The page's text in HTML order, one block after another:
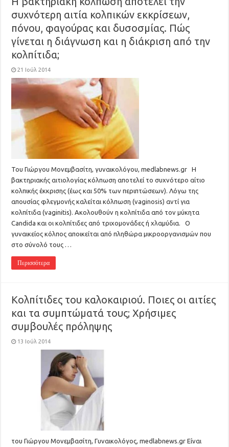
συχνότερη αιτία κολπικών εκκρίσεων,
πόνου, φαγούρας και δυσοσμίας. Πώς
γίνεται η διάγνωση και η διάκριση από την
κολπίτιδα;
21 Ιούλ 2014
Του Γιώργου Μονεμβασίτη, γυναικολόγου, medlabnews.gr Η
βακτηριακής αιτιολογίας κόλπωση αποτελεί το συχνότερο αίτιο
κολπικής έκκρισης (έως και 50% των περιπτώσεων). Λόγω της
απουσίας φλεγμονής καλείται κόλπωση (vaginosis) αντί για
κολπίτιδα (vaginitis). Ακολουθούν η κολπίτιδα από τον μύκητα
Candida και οι κολπίτιδες από τριχομονάδες ή χλαμύδια. Ο
γυναικείος κόλπος αποικείται από πληθώρα μικροοργανισμών που
στο σύνολό τους …
Περισσότερα
Κολπίτιδες του καλοκαιριού. Ποιες οι αιτίες
και τα συμπτώματά τους; Χρήσιμες
συμβουλές πρόληψης
13 Ιούλ 2014
του Γιώργου Μονεμβασίτη, Γυναικολόγος, medlabnews.gr Είναι